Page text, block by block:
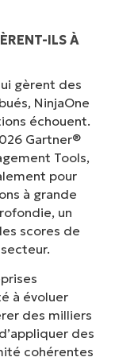
ILS À
gèrent des
NinjaOne
échouent.
Gartner®
Tools,
pour
à grande
un
scores de
à évoluer
des milliers
des
cohérentes